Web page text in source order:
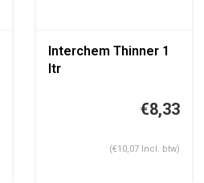
Interchem Thinner 1
ltr
€8,33
(€10,07 Incl. btw)